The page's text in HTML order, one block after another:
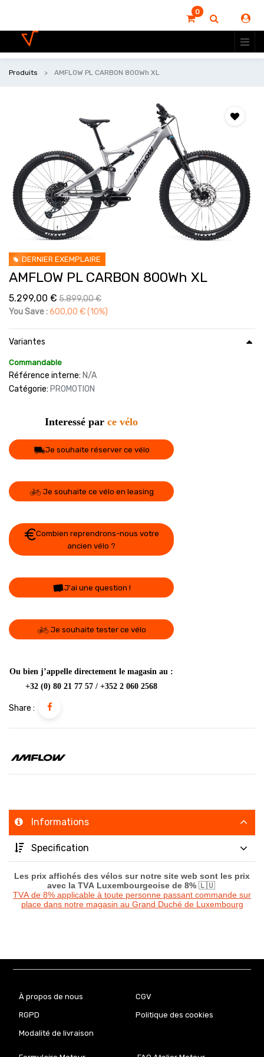
0
Produits AMFLOW PL CARBON 800Wh XL
DERNIER EXEMPLAIRE
AMFLOW PL CARBON 800Wh XL
5.299,00 € 5.899,00€
You Save :600,00 €(10%)
Variantes
Commandable
Référence interne: N/A
Catégorie: PROMOTION
Interessé par ce vélo
Je souhaite réserver ce vélo
Je souhaite ce vélo en leasing
Combien reprendrons-nous votre
ancien vélo ?
J'ai une question !
Je souhaite tester ce vélo
Ou bien j’appelle directement le magasin au :
+32 (0) 80 21 77 57 / +352 2 060 2568
Share :
Informations
Specification
Les prix affichés des vélos sur notre site web sont les prix
avec la TVA Luxembourgeoise de 8% 🇱🇺
TVA de 8% applicable à toute personne passant commande sur
place dans notre magasin au Grand Duché de Luxembourg
À propos de nous CGV
RGPD Politique des cookies
Modalité de livraison